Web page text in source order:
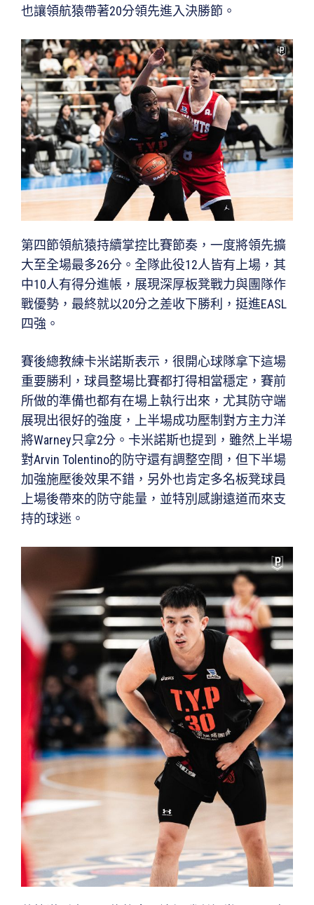
也讓領航猿帶著20分領先進入決勝節。
第四節領航猿持續掌控比賽節奏，一度將領先擴
大至全場最多26分。全隊此役12人皆有上場，其
中10人有得分進帳，展現深厚板凳戰力與團隊作
戰優勢，最終就以20分之差收下勝利，挺進EASL
四強。
賽後總教練卡米諾斯表示，很開心球隊拿下這場
重要勝利，球員整場比賽都打得相當穩定，賽前
所做的準備也都有在場上執行出來，尤其防守端
展現出很好的強度，上半場成功壓制對方主力洋
將Warney只拿2分。卡米諾斯也提到，雖然上半場
對Arvin Tolentino的防守還有調整空間，但下半場
加強施壓後效果不錯，另外也肯定多名板凳球員
上場後帶來的防守能量，並特別感謝遠道而來支
持的球迷。